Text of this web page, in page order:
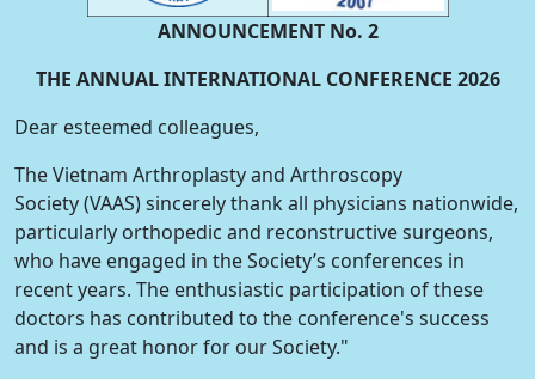
ANNOUNCEMENT No. 2
THE ANNUAL INTERNATIONAL CONFERENCE 2026
Dear esteemed colleagues,
The Vietnam Arthroplasty and Arthroscopy
Society (VAAS) sincerely thank all physicians nationwide,
particularly orthopedic and reconstructive surgeons,
who have engaged in the Society’s conferences in
recent years. The enthusiastic participation of these
doctors has contributed to the conference's success
and is a great honor for our Society."